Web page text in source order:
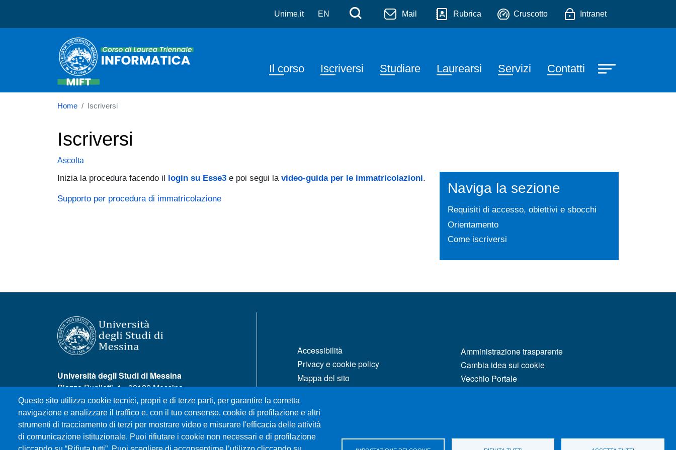
Salta al contenuto principale
Unime.it EN Menù di servizio
Cerca Mail Rubrica Cruscotto Intranet
Navigazione principale
Il corso Iscriversi Studiare Laurearsi Servizi Contatti
Home Iscriversi
Iscriversi
Ascolta
Inizia la procedura facendo il login su Esse3 e poi segui la video-guida per le immatricolazioni.
Supporto per procedura di immatricolazione
Naviga la sezione
Requisiti di accesso, obiettivi e sbocchi
Orientamento
Come iscriversi
Questo sito utilizza cookie tecnici, propri e di terze parti, per garantire la corretta
navigazione e analizzare il traffico e, con il tuo consenso, cookie di profilazione e altri
strumenti di tracciamento di terzi per mostrare video e misurare l'efficacia delle attività
di comunicazione istituzionale. Puoi rifiutare i cookie non necessari e di profilazione
Università degli Studi di Messina
Piazza Pugliatti, 1 - 98122 Messina
Cod. Fiscale 80004070837
P.IVA 00724160833
Centralino: 090 676 1
MENÙ SOCIAL
Accessibilità
Privacy e cookie policy
Mappa del sito
Amministrazione trasparente
Cambia idea sui cookie
Vecchio Portale